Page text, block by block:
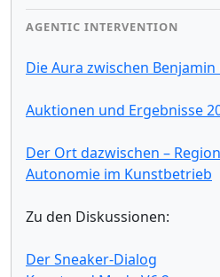
AGENTIC INTERVENTION
Die Aura zwischen
Auktionen und Ergebnisse
Der Ort dazwischen –
Autonomie im Kunstbetrieb
Zu den Diskussionen:
Der Sneaker-Dialog